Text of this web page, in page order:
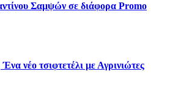
Σαμψών σε διάφορα Promo
νέο τσιφτετέλι με Αγρινιώτες